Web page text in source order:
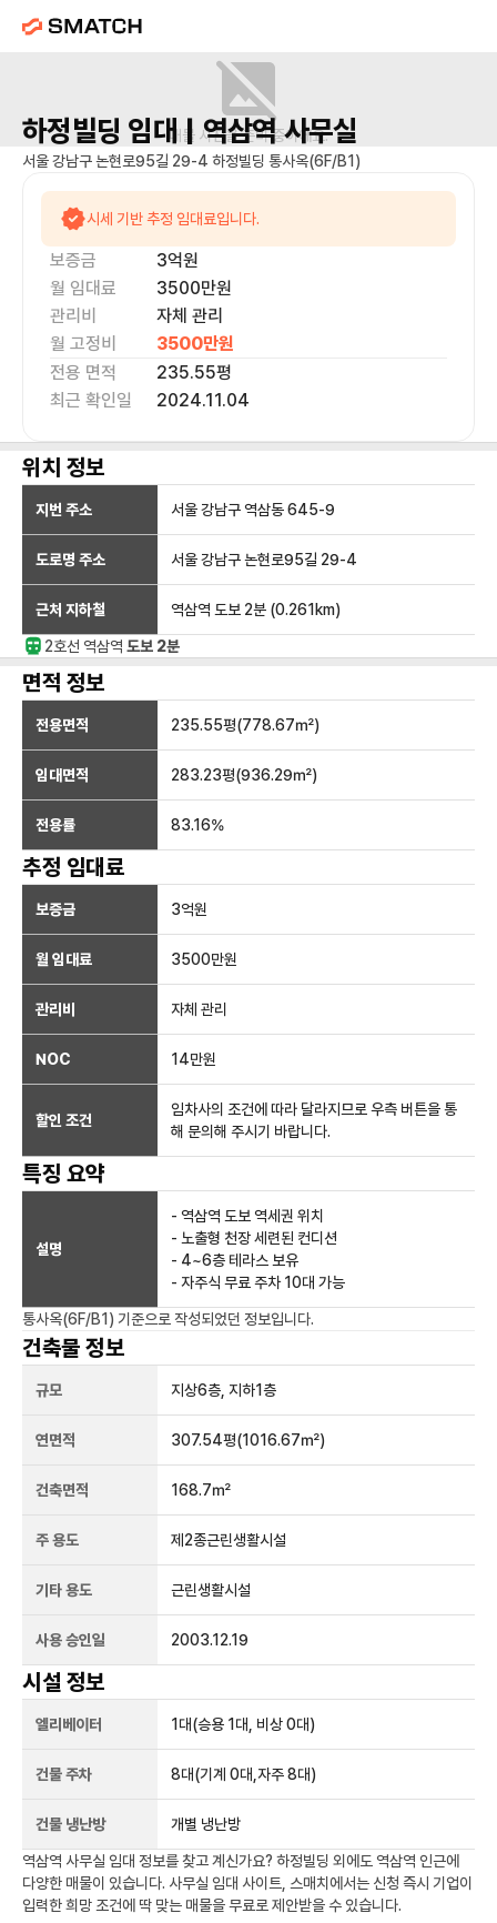
매물 사진을 준비 중이에요.
하정빌딩 임대 | 역삼역사무실
서울 강남구 논현로95길 29-4 하정빌딩 통사옥(6F/B1)
시세 기반 추정 임대료입니다.
보증금 3억원
월 임대료
3500만원
관리비
자체 관리
월 고정비
3500만원
전용 면적
235.55평
최근 확인일
2024.11.04
위치 정보
지번 주소 서울 강남구 역삼동 645-9
도로명 주소 서울 강남구 논현로95길 29-4
근처 지하철 역삼역 도보 2분 (0.261 km)
2호선 역삼역 도보 2분
면적 정보
전용면적 235.55평(778.67㎡)
임대면적 283.23평(936.29㎡)
전용률 83.16%
추정 임대료
보증금 3억원
월 임대료 3500만원
관리비 자체 관리
NOC 14만원
할인 조건
임차사의 조건에 따라 달라지므로 우측 버튼을 통
해 문의해 주시기 바랍니다.
특징 요약
설명
- 역삼역 도보 역세권 위치
- 노출형 천장 세련된 컨디션
- 4~6층 테라스 보유
- 자주식 무료 주차 10대 가능
통사옥(6F/B1) 기준으로 작성되었던 정보입니다.
건축물 정보
규모 지상6층, 지하1층
연면적 307.54평(1016.67㎡)
건축면적 168.7㎡
주 용도 제2종근린생활시설
기타 용도 근린생활시설
사용 승인일 2003.12.19
시설 정보
엘리베이터 1 대(승용 1대, 비상 0대)
건물 주차 8대(기계 0대,자주 8대)
건물 냉난방 개별 냉난방
역삼역 사무실 임대 정보를 찾고 계신가요? 하정빌딩 외에도 역삼역 인근에
다양한 매물이 있습니다. 사무실 임대 사이트, 스매치에서는 신청 즉시 기업이
입력한 희망 조건에 딱 맞는 매물을 무료로 제안받을 수 있습니다.